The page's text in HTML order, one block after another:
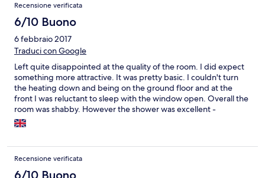
before answering and had the most annoying 'music' I have ever
heard - I will NEVER use hotels.com again. I chose this hotel
because Hotels,com said they had parking and I think I paid
extra for this - parking was on the street - luckily I didn't have a
bigger car
Recensione verificata
6/10 Buono
6 febbraio 2017
Traduci con Google
Left quite disappointed at the quality of the room. I did expect
something more attractive. It was pretty basic. I couldn't turn
the heating down and being on the ground floor and at the
front I was reluctant to sleep with the window open. Overall the
room was shabby. However the shower was excellent -
powerful. The towels were good and the bed linen fresh and
crisp. No breakfast available, which had I known prior to
Recensione verificata